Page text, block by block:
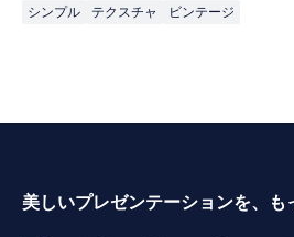
シンプル テクスチャ ビンテージ
美しいプレゼンテーションを、も